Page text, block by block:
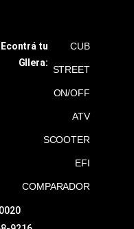
Econtrá tu
GIlera:
CUB
STREET
ON/OFF
ATV
SCOOTER
EFI
COMPARADOR